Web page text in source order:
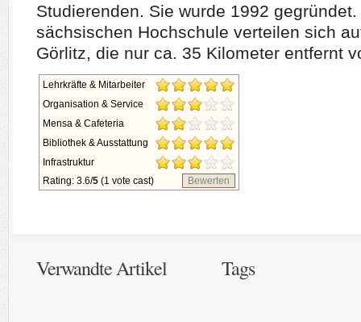
Studierenden. Sie wurde 1992
sächsischen Hochschule verteilen sich
Görlitz, die nur ca. 35 Kilometer entfernt
Lehrkräfte & Mitarbeiter
Organisation & Service
Mensa & Cafeteria
Bibliothek & Ausstattung
Infrastruktur
Rating: 3.6/5 (1 vote cast) Bewerten
Verwandte Artikel Tags